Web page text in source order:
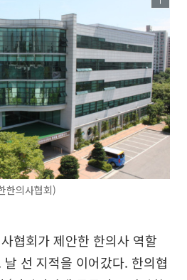
한의사협회)
협회가 제안한 한의사 역할
선 지적을 이어갔다. 한의협